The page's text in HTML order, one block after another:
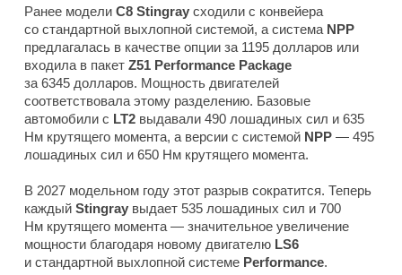
Ранее модели C8 Stingray сходили с конвейера
со стандартной выхлопной системой, а система NPP
предлагалась в качестве опции за 1195 долларов или
входила в пакет Z51 Performance Package
за 6345 долларов. Мощность двигателей
соответствовала этому разделению. Базовые
автомобили с LT2 выдавали 490 лошадиных сил и 635
Нм крутящего момента, а версии с системой NPP — 495
лошадиных сил и 650 Нм крутящего момента.
В 2027 модельном году этот разрыв сократится. Теперь
каждый Stingray выдает 535 лошадиных сил и 700
Нм крутящего момента — значительное увеличение
мощности благодаря новому двигателю LS6
и стандартной выхлопной системе Performance.